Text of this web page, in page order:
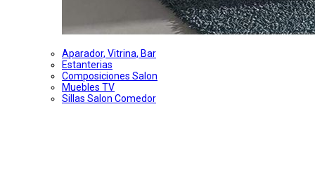
Aparador, Vitrina, Bar
Estanterias
Composiciones Salon
Muebles TV
Sillas Salon Comedor